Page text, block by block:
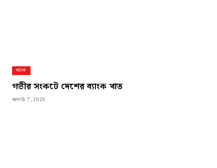
ব্যাংক
গভীর সংকটে দেশের ব্যাংক খাত
আগস্ট 7, 2026